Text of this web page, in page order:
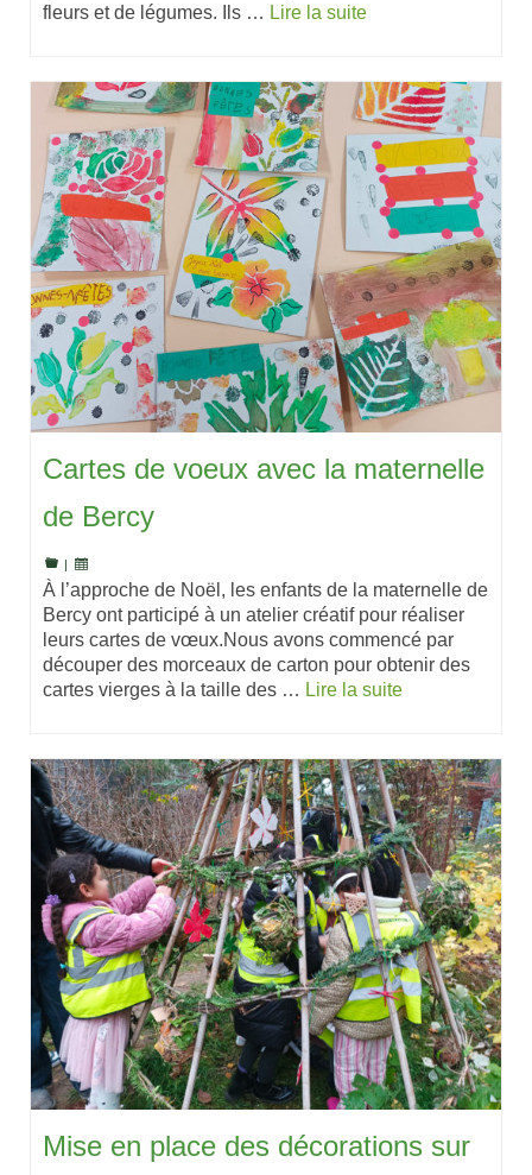
fleurs et de légumes. Ils … Lire la suite
Cartes de voeux avec la maternelle
de Bercy
|
À l’approche de Noël, les enfants de la maternelle de
Bercy ont participé à un atelier créatif pour réaliser
leurs cartes de vœux.Nous avons commencé par
découper des morceaux de carton pour obtenir des
cartes vierges à la taille des … Lire la suite
Mise en place des décorations sur